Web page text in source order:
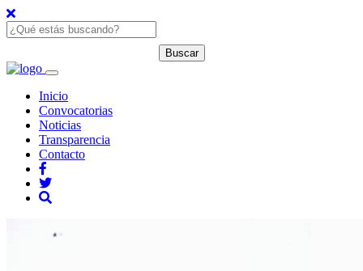
Inicio
Convocatorias
Noticias
Transparencia
Contacto